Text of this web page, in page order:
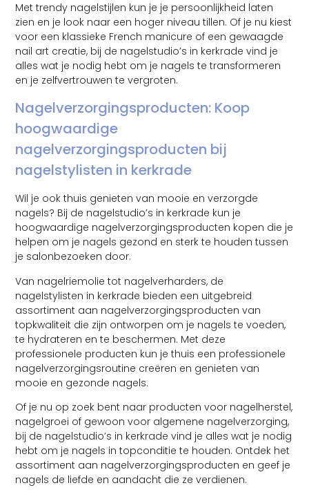
Met trendy nagelstijlen kun je je persoonlijkheid laten
zien en je look naar een hoger niveau tillen. Of je nu kiest
voor een klassieke French manicure of een gewaagde
nail art creatie, bij de nagelstudio’s in kerkrade vind je
alles wat je nodig hebt om je nagels te transformeren
en je zelfvertrouwen te vergroten.
Nagelverzorgingsproducten: Koop
hoogwaardige
nagelverzorgingsproducten bij
nagelstylisten in kerkrade
Wil je ook thuis genieten van mooie en verzorgde
nagels? Bij de nagelstudio’s in kerkrade kun je
hoogwaardige nagelverzorgingsproducten kopen die je
helpen om je nagels gezond en sterk te houden tussen
je salonbezoeken door.
Van nagelriemolie tot nagelverharders, de
nagelstylisten in kerkrade bieden een uitgebreid
assortiment aan nagelverzorgingsproducten van
topkwaliteit die zijn ontworpen om je nagels te voeden,
te hydrateren en te beschermen. Met deze
professionele producten kun je thuis een professionele
nagelverzorgingsroutine creëren en genieten van
mooie en gezonde nagels.
Of je nu op zoek bent naar producten voor nagelherstel,
nagelgroei of gewoon voor algemene nagelverzorging,
bij de nagelstudio’s in kerkrade vind je alles wat je nodig
hebt om je nagels in topconditie te houden. Ontdek het
assortiment aan nagelverzorgingsproducten en geef je
nagels de liefde en aandacht die ze verdienen.